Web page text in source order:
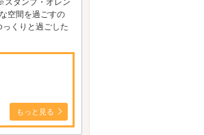
空間を過ごすの
くりと過ごした
もっと見る